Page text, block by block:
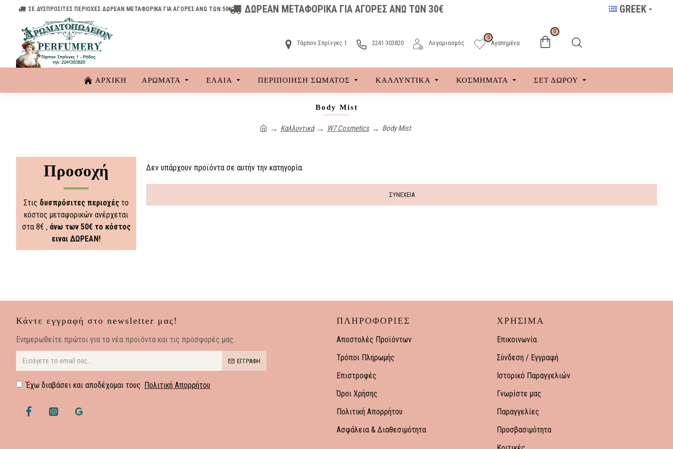
ΣΕ ΔΥΣΠΡΟΣΙΤΕΣ ΠΕΡΙΟΧΕΣ ΔΩΡΕΑΝ ΜΕΤΑΦΟΡΙΚΑ ΓΙΑ ΑΓΟΡΕΣ ΑΝΩ ΤΩΝ 50€ ΔΩΡΕΑΝ ΜΕΤΑΦΟΡΙΚΑ ΓΙΑ ΑΓΟΡΕΣ ΑΝΩ ΤΩΝ 30€ GREEK
Τάρπον Σπρίνγκς 1 2241 303820 Λογαριασμός Αγαπημένα
0
0
ΑΡΧΙΚΗ ΑΡΏΜΑΤΑ ΈΛΑΙΑ ΠΕΡΙΠΟΙΗΣΗ ΣΩΜΑΤΟΣ ΚΑΛΛΥΝΤΙΚΆ ΚΟΣΜΗΜΑΤΑ ΣΕΤ ΔΩΡΟΥ
Καλλυντικά W7 Cosmetics Body Mist
Body Mist
Προσοχή
Στις δυσπρόσιτες περιοχές το
κόστος μεταφορικών ανέρχεται
στα 8€ , άνω των 50€ το κόστος
ειναι ΔΩΡΕΑΝ!
Δεν υπάρχουν προϊόντα σε αυτήν την κατηγορία.
ΣΥΝΈΧΕΙΑ
Κάντε εγγραφή στο newsletter μας!
Eνημερωθείτε πρώτοι για τα νέα προϊόντα και τις προσφορές μας.
ΕΓΓΡΑΦΗ
Έχω διαβάσει και αποδέχομαι τους Πολιτική Απορρήτου
ΠΛΗΡΟΦΟΡΙΕΣ
Αποστολές Προϊόντων
Τρόποι Πληρωμής
Επιστροφές
Όροι Χρήσης
Πολιτική Απορρήτου
Ασφάλεια & Διαθεσιμότητα
ΧΡΗΣΙΜΑ
Επικοινωνία
Σύνδεση / Εγγραφή
Ιστορικό Παραγγελιών
Γνωρίστε μας
Παραγγελίες
Προσβασιμότητα